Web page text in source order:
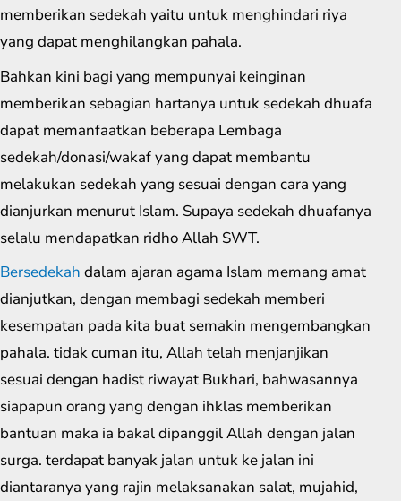
memberikan sedekah yaitu untuk menghindari riya
yang dapat menghilangkan pahala.
Bahkan kini bagi yang mempunyai keinginan
memberikan sebagian hartanya untuk sedekah dhuafa
dapat memanfaatkan beberapa Lembaga
sedekah/donasi/wakaf yang dapat membantu
melakukan sedekah yang sesuai dengan cara yang
dianjurkan menurut Islam. Supaya sedekah dhuafanya
selalu mendapatkan ridho Allah SWT.
Bersedekah dalam ajaran agama Islam memang amat
dianjutkan, dengan membagi sedekah memberi
kesempatan pada kita buat semakin mengembangkan
pahala. tidak cuman itu, Allah telah menjanjikan
sesuai dengan hadist riwayat Bukhari, bahwasannya
siapapun orang yang dengan ihklas memberikan
bantuan maka ia bakal dipanggil Allah dengan jalan
surga. terdapat banyak jalan untuk ke jalan ini
diantaranya yang rajin melaksanakan salat, mujahid,